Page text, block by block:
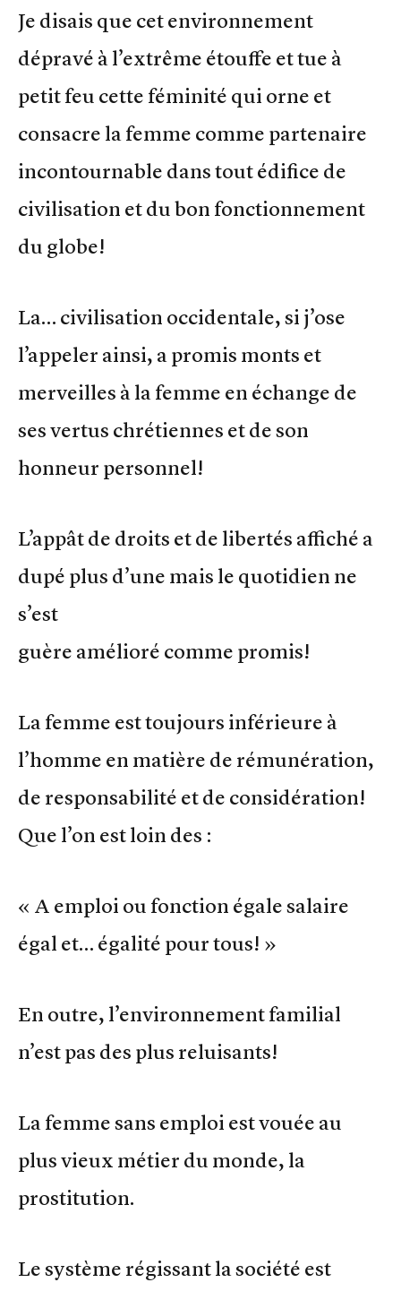
Je disais que cet environnement
dépravé à l’extrême étouffe et tue à
petit feu cette féminité qui orne et
consacre la femme comme partenaire
incontournable dans tout édifice de
civilisation et du bon fonctionnement
du globe!
La… civilisation occidentale, si j’ose
l’appeler ainsi, a promis monts et
merveilles à la femme en échange de
ses vertus chrétiennes et de son
honneur personnel!
L’appât de droits et de libertés affiché a
dupé plus d’une mais le quotidien ne
s’est
guère amélioré comme promis!
La femme est toujours inférieure à
l’homme en matière de rémunération,
de responsabilité et de considération!
Que l’on est loin des :
« A emploi ou fonction égale salaire
égal et… égalité pour tous! »
En outre, l’environnement familial
n’est pas des plus reluisants!
La femme sans emploi est vouée au
plus vieux métier du monde, la
prostitution.
Le système régissant la société est